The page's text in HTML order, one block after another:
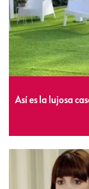
Así es la lujosa